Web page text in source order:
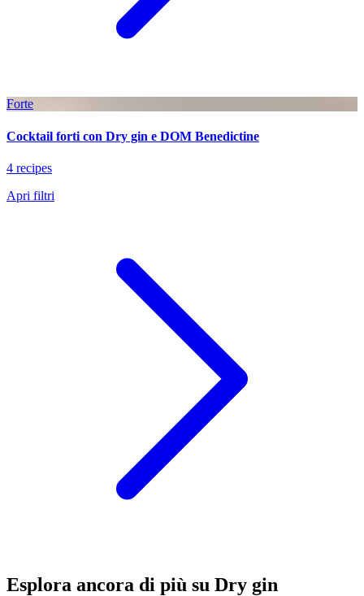
Forte
Cocktail forti con Dry gin e DOM Benedictine
4 recipes
Apri filtri
Esplora ancora di più su Dry gin